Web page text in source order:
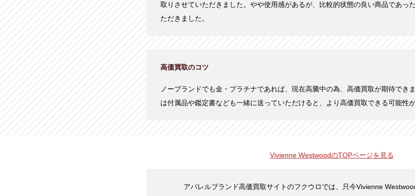
取りさせていただきました。やや使用感があるが、比較的状態の良い商品であっ
ただきました。
高価買取のコツ
ノーブランドでも金・プラチナであれば、現在高騰中の為、高価買取が期待でき
は付属品や鑑定書なども一緒に送っていただけると、より高価買取できる可能性が
Vivienne WestwoodのTOPページを見る
アパレルブランド高価買取サイトのフクウロでは、只今Vivienne